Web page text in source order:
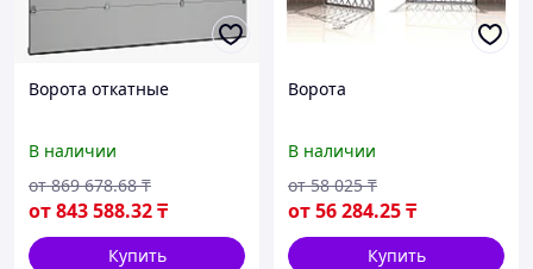
Ворота откатные
В наличии
от843 588.32₸
от 869 678.68 ₸
Купить
Ворота
В наличии
от56 284.25₸
от 58 025 ₸
Купить